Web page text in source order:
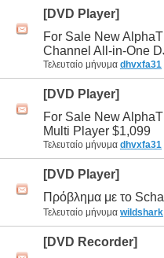
[DVD Player]
For Sale New
Channel All-in-One
Τελευταίο μήνυμα dhvxfa31
[DVD Player]
For Sale New
Multi Player $1,099
Τελευταίο μήνυμα dhvxfa31
[DVD Player]
Πρόβλημα με το
Τελευταίο μήνυμα wildshark
[DVD Recorder]